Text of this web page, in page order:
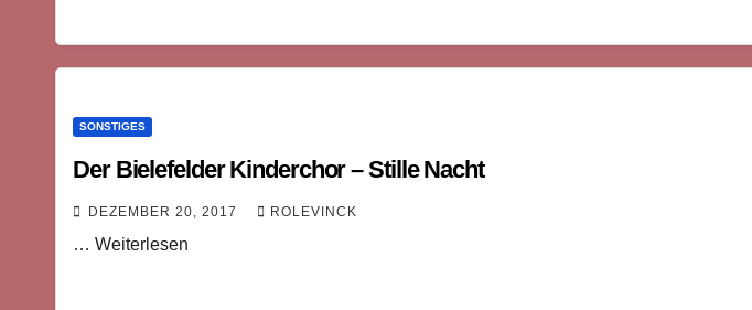
SONSTIGES
Der Bielefelder Kinderchor – Stille Nacht
DEZEMBER 20, 2017 ROLEVINCK
… Weiterlesen